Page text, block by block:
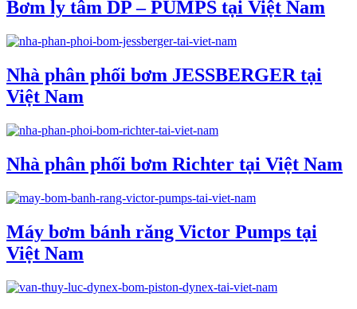
Bơm ly tâm DP – PUMPS tại Việt Nam
Nhà phân phối bơm JESSBERGER tại
Việt Nam
Nhà phân phối bơm Richter tại Việt Nam
Máy bơm bánh răng Victor Pumps tại
Việt Nam